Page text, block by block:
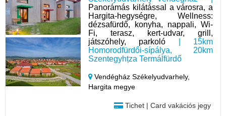
Panorámás kilátással a városra, a
Hargita-hegységre, Wellness:
dézsafürdő, konyha, nappali, Wi-
Fi, terasz, kert-udvar, grill,
játszóhely, parkoló | 15km
Homorodfürdői-sípálya, 20km
Szentegyhțza Termálfürdő
Vendégház Székelyudvarhely,
Hargita megye
Tichet | Card vakációs jegy